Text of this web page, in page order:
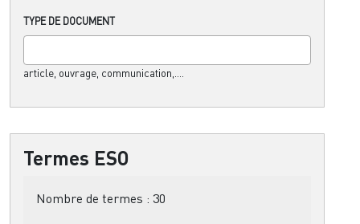
TYPE DE DOCUMENT
article, ouvrage, communication,....
Termes ESO
Nombre de termes : 30